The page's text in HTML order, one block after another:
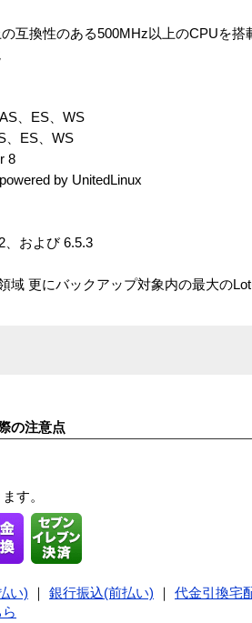
互換性のある500MHz以上のCPUを
、ES、WS
、ES、WS
8
by UnitedLinux
、および 6.5.3
域 更にバックアップ対象内の最大の
の注意点
す。
い) 銀行振込(前払い) 代金引換宅